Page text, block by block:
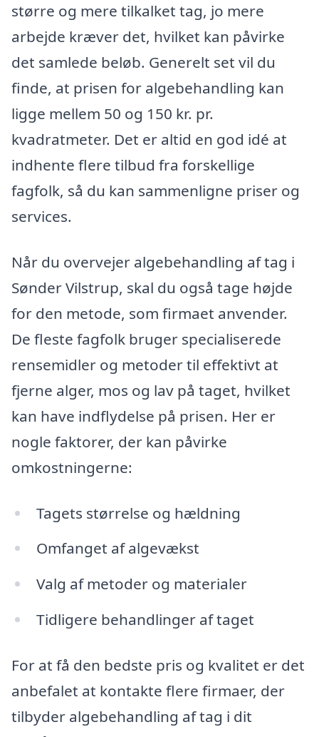
større og mere tilkalket tag, jo mere
arbejde kræver det, hvilket kan påvirke
det samlede beløb. Generelt set vil du
finde, at prisen for algebehandling kan
ligge mellem 50 og 150 kr. pr.
kvadratmeter. Det er altid en god idé at
indhente flere tilbud fra forskellige
fagfolk, så du kan sammenligne priser og
services.
Når du overvejer algebehandling af tag i
Sønder Vilstrup, skal du også tage højde
for den metode, som firmaet anvender.
De fleste fagfolk bruger specialiserede
rensemidler og metoder til effektivt at
fjerne alger, mos og lav på taget, hvilket
kan have indflydelse på prisen. Her er
nogle faktorer, der kan påvirke
omkostningerne:
Tagets størrelse og hældning
Omfanget af algevækst
Valg af metoder og materialer
Tidligere behandlinger af taget
For at få den bedste pris og kvalitet er det
anbefalet at kontakte flere firmaer, der
tilbyder algebehandling af tag i dit